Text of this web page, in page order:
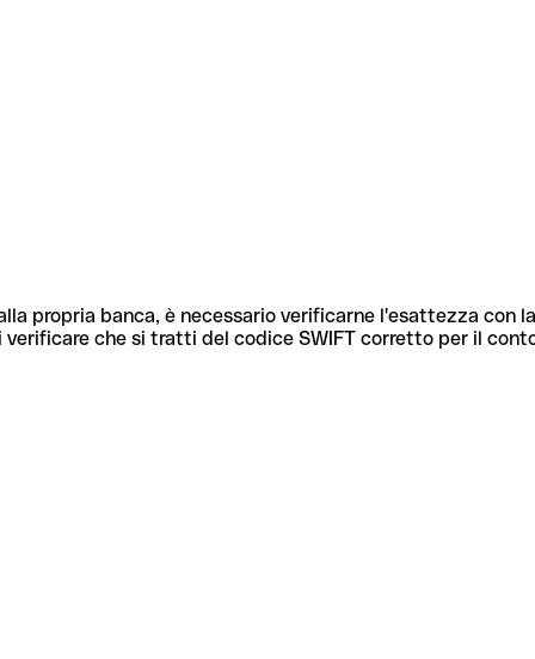
propria banca, è necessario verificarne l'esattezza con
che si tratti del codice SWIFT corretto per il